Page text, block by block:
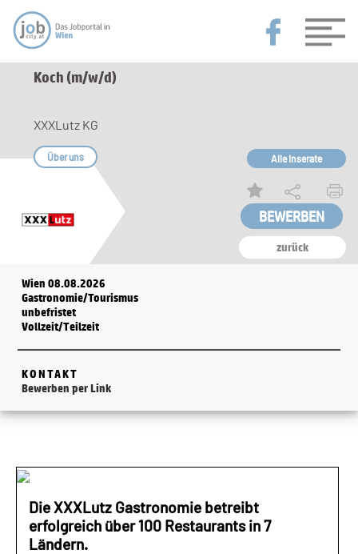
Koch (m/w/d)
zurück
XXXLutz KG
Über uns Alle Inserate
Wien 08.08.2026
Gastronomie/Tourismus
unbefristet
Vollzeit/Teilzeit
KONTAKT
Bewerben per Link
Die XXXLutz Gastronomie betreibt
erfolgreich über 100 Restaurants in 7
Ländern.